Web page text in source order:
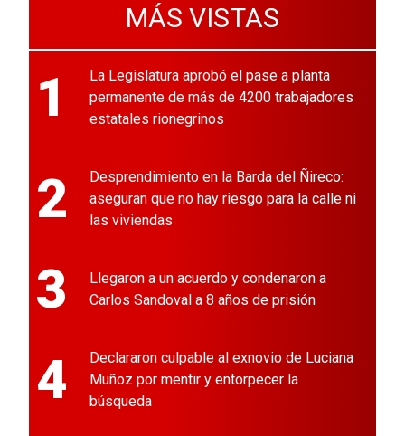
MÁS VISTAS
1
La Legislatura aprobó el pase a planta
permanente de más de 4200 trabajadores
estatales rionegrinos
2
Desprendimiento en la Barda del Ñireco:
aseguran que no hay riesgo para la calle ni
las viviendas
3
Llegaron a un acuerdo y condenaron a
Carlos Sandoval a 8 años de prisión
4
Declararon culpable al exnovio de Luciana
Muñoz por mentir y entorpecer la
búsqueda